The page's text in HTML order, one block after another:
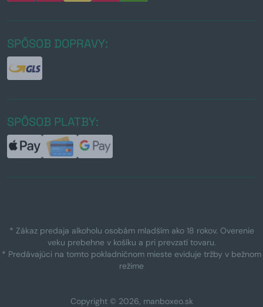
SPÔSOB DOPRAVY:
SPÔSOB PLATBY:
* Zákaz predaja alkoholu osobám mladším ako 18 rokov. Overenie
veku prebehne v košíku a pri prevzatí tovaru.
* Predávajúci na tomto pokladničnom mieste eviduje tržby v bežnom
režime
Copyright © 2026, manboxeo.sk